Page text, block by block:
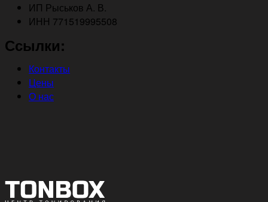
ИП Рыськов А. В.
ИНН 771519995508
Ссылки:
Контакты
Цены
О нас